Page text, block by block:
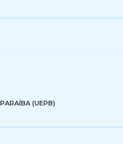
(UEPB)